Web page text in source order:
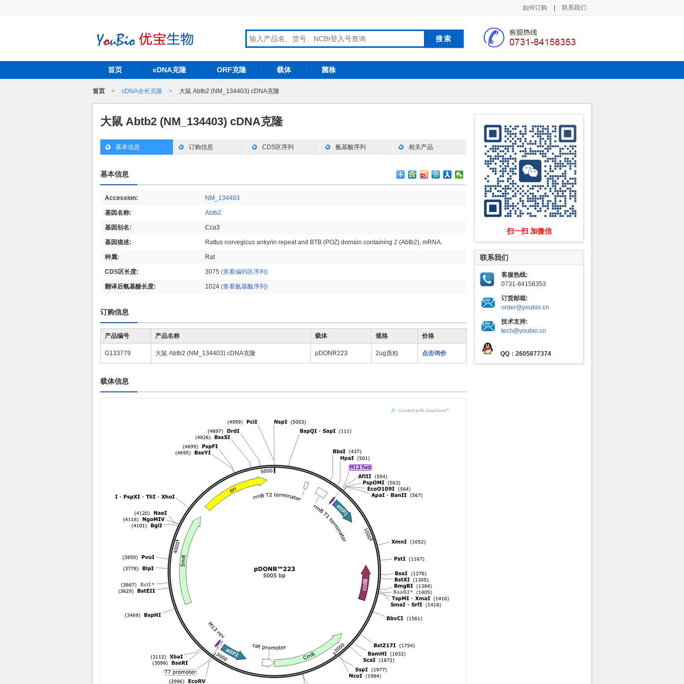
如何订购 联系我们
首页 cDNA克隆 ORF克隆 载体 菌株
首页 > cDNA全长克隆 > 大鼠 Abtb2 (NM_134403) cDNA克隆
大鼠 Abtb2 (NM_134403) cDNA克隆
基本信息 订购信息 CDS区序列 氨基酸序列 相关产品
基本信息
Accession: NM_134403
基因名称: Abtb2
基因别名: Cca3
基因描述: Rattus norvegicus ankyrin repeat and BTB (POZ) domain containing 2 (Abtb2), mRNA.
种属: Rat
CDS区长度: 3075 (查看编码区序列)
翻译后氨基酸长度: 1024 (查看氨基酸序列)
订购信息
产品编号 产品名称 载体 规格 价格
G133779 大鼠 Abtb2 (NM_134403) cDNA克隆 pDONR223 2ug质粒 点击询价
载体信息
扫一扫 加微信
联系我们
客服热线:
0731-84158353
订货邮箱:
order@youbio.cn
技术支持:
tech@youbio.cn
QQ：2605877374